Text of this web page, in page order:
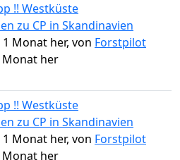
!! Westküste
zu CP in Skandinavien
Monat her, von Forstpilot
Monat her
!! Westküste
zu CP in Skandinavien
Monat her, von Forstpilot
Monat her